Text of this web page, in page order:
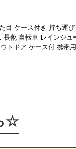
目 ケース付き 持ち運
靴 自転車 レインシュ
トドア ケース付 携帯
☆